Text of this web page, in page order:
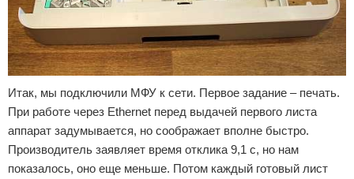
Итак, мы подключили МФУ к сети. Первое задание – печать.
При работе через Ethernet перед выдачей первого листа
аппарат задумывается, но соображает вполне быстро.
Производитель заявляет время отклика 9,1 с, но нам
показалось, оно еще меньше. Потом каждый готовый лист